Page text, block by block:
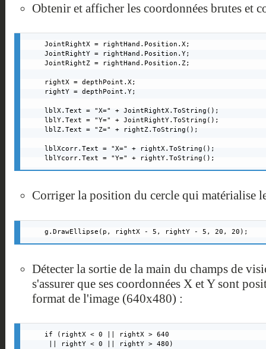
Obtenir et afficher les coordonnées brutes et
JointRightX = rightHand.Position.X;
JointRightY = rightHand.Position.Y;
JointRightZ = rightHand.Position.Z;
rightX = depthPoint.X;
rightY = depthPoint.Y;
lblX.Text = "X=" + JointRightX.ToString();
lblY.Text = "Y=" + JointRightY.ToString();
lblZ.Text = "Z=" + rightZ.ToString();
lblXcorr.Text = "X=" + rightX.ToString();
lblYcorr.Text = "Y=" + rightY.ToString();
Corriger la position du cercle qui matérialise
g.DrawEllipse(p, rightX - 5, rightY - 5, 20, 20);
Détecter la sortie de la main du champs de
s'assurer que ses coordonnées X et Y sont
format de l'image (640x480) :
if (rightX < 0 || rightX > 640
|| rightY < 0 || rightY > 480)